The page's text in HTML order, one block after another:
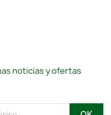
noticias y ofertas